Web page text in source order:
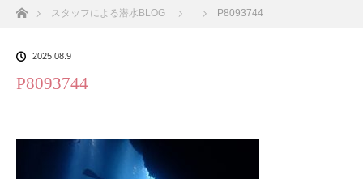
ホームスタッフによる潜水BLOG P8093744
2025.08.9
P8093744